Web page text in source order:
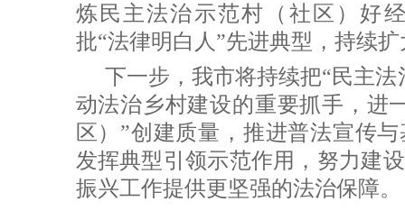
炼民主法治示范村（社区）好
批“法律明白人”先进典型，持续
下一步，我市将持续把“民主
动法治乡村建设的重要抓手，进
区）”创建质量，推进普法宣传
发挥典型引领示范作用，努力建
振兴工作提供更坚强的法治保障。